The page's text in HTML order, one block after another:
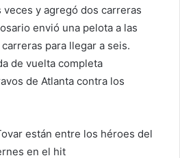
y agregó dos carreras
envió una pelota a las
para llegar a seis.
de vuelta completa
de Atlanta contra los